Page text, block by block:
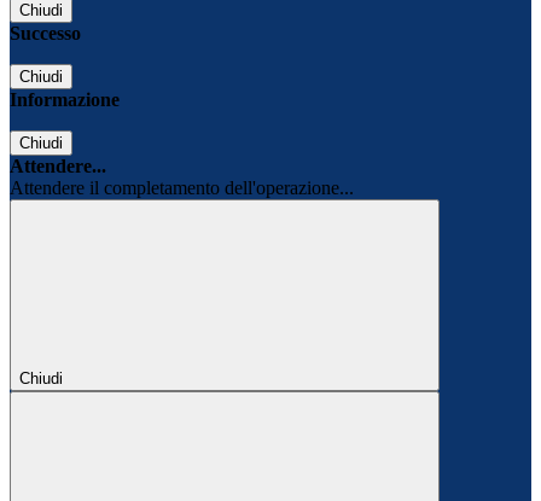
Chiudi
Successo
Chiudi
Informazione
Chiudi
Attendere...
Attendere il completamento dell'operazione...
Chiudi